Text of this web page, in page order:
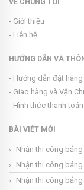
- Giới thiệu
- Liên hệ
HƯỚNG DẪN VÀ
- Hướng dẫn đặt
- Giao hàng và Vận
- Hình thức thanh toán
BÀI VIẾT MỚI
Nhận thi công bảng
Nhận thi công bảng
Nhận thi công bảng